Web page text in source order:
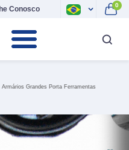
Conosco 0
Armários Grandes Porta Ferramentas